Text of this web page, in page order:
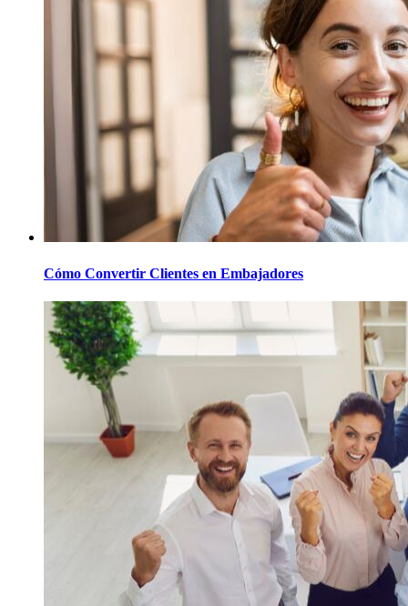
Cómo Convertir Clientes en Embajadores